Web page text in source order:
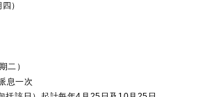
）
二）
息一次